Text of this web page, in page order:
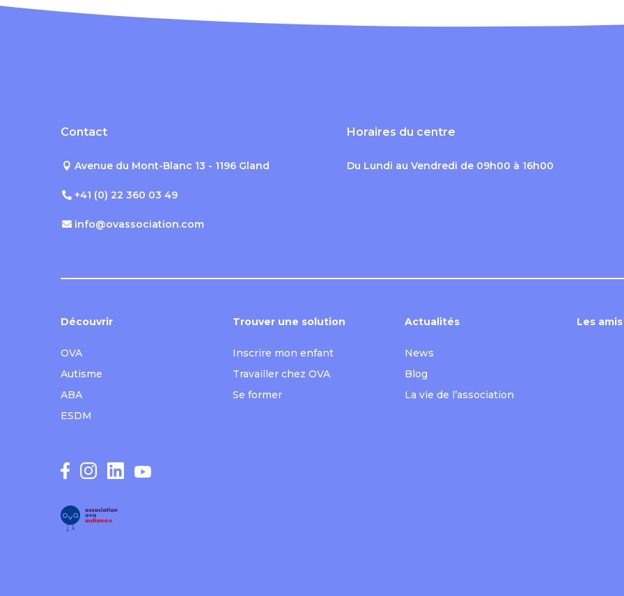
Contact
Avenue du Mont-Blanc 13 - 1196 Gland
+41 (0) 22 360 03 49
info@ovassociation.com
Horaires du centre
Du Lundi au Vendredi de 09h00 à 16h00
Découvrir
OVA
Autisme
ABA
ESDM
Trouver une solution
Inscrire mon enfant
Travailler chez OVA
Se former
Actualités
News
Blog
La vie de l’association
Les amis